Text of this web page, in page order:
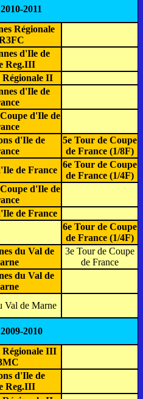
2011
Régionale
d'Ile de
Reg.III
Régionale II
d'Ile de
d'Ile de
d'Ile de
5e Tour de Coupe
de France (1/8F)
de France
6e Tour de Coupe
de France (1/4F)
d'Ile de
de France
6e Tour de Coupe
de France (1/4F)
du Val de
3e Tour de Coupe
de France
du Val de
Val de Marne
2010
Régionale III
d'Ile de
Reg.III